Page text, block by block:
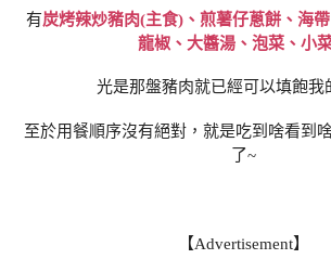
有炭烤辣炒豬肉(主食)、煎薯仔蔥餅、海
龍椒、大醬湯、泡菜、小
光是那盤豬肉就已經可以填飽我
至於用餐順序沒有絕對，就是吃到啥看到
了~
【Advertisement】